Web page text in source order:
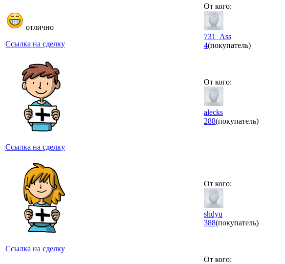
отлично
Ссылка на сделку
От кого:
731_Ass
4(покупатель)
Ссылка на сделку
От кого:
alecks
288(покупатель)
Ссылка на сделку
От кого:
shdyu
388(покупатель)
От кого: